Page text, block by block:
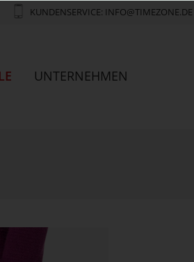
KUNDENSERVICE: INFO@TIMEZONE.DE
UNTERNEHMEN